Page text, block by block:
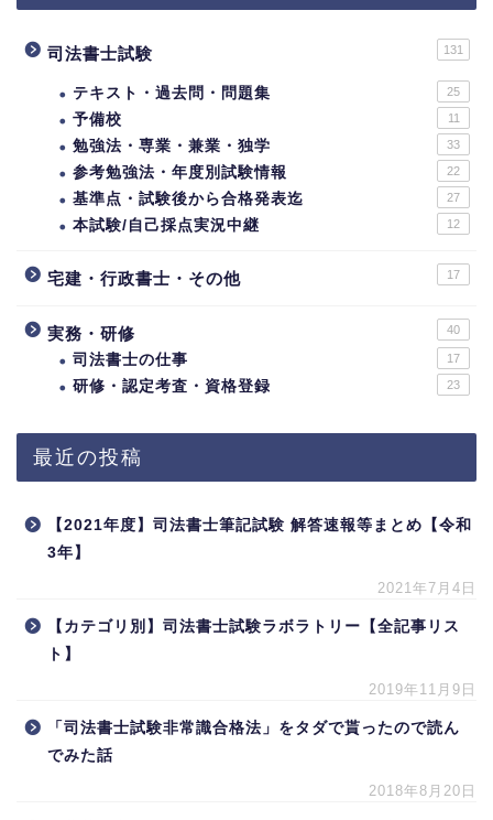
司法書士試験 131
テキスト・過去問・問題集 25
予備校 11
勉強法・専業・兼業・独学 33
参考勉強法・年度別試験情報 22
基準点・試験後から合格発表迄 27
本試験/自己採点実況中継 12
宅建・行政書士・その他 17
実務・研修 40
司法書士の仕事 17
研修・認定考査・資格登録 23
最近の投稿
【2021年度】司法書士筆記試験 解答速報等まとめ【令和
3年】
2021年7月4日
【カテゴリ別】司法書士試験ラボラトリー【全記事リス
ト】
2019年11月9日
「司法書士試験非常識合格法」をタダで貰ったので読ん
でみた話
2018年8月20日